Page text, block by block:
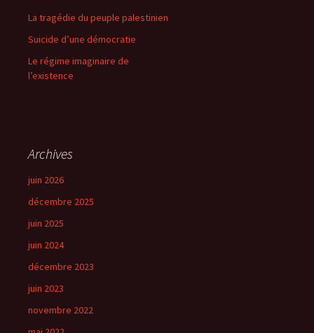
La tragédie du peuple palestinien
Suicide d’une démocratie
Le régime imaginaire de
l’existence
Archives
juin 2026
décembre 2025
juin 2025
juin 2024
décembre 2023
juin 2023
novembre 2022